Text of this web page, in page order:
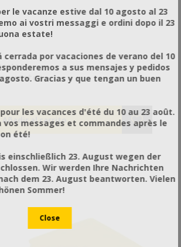
le vacanze estive dal 10 agosto al 23
ai vostri messaggi e ordini dopo il 23
estate!
cerrada por vacaciones de verano del 10
a sus mensajes y pedidos
Gracias y que tengan un buen
les vacances d'été du 10 au 23 août.
vos messages et commandes après le
été!
einschließlich 23. August wegen der
Wir werden Ihre Nachrichten
dem 23. August beantworten. Vielen
Sommer!